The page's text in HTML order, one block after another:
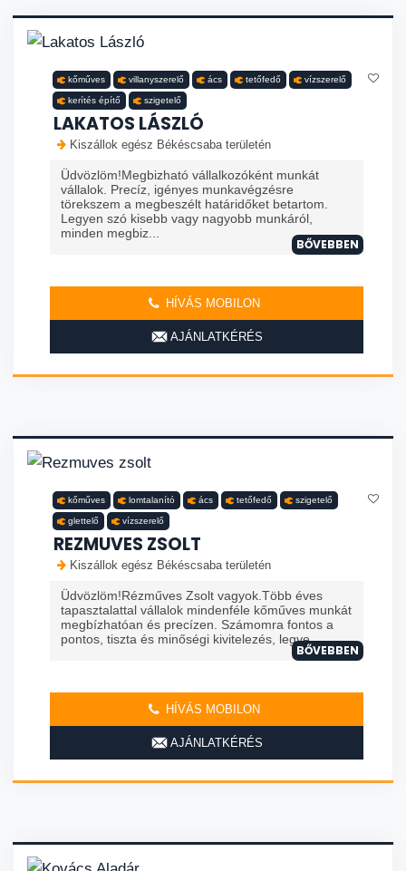
kőműves villanyszerelő ács tetőfedő vízszerelő
kerítés építő szigetelő
LAKATOS LÁSZLÓ
Kiszállok egész Békéscsaba területén
Üdvözlöm!Megbizható vállalkozóként munkát
vállalok. Precíz, igényes munkavégzésre
törekszem a megbeszélt határidőket betartom.
Legyen szó kisebb vagy nagyobb munkáról,
minden megbiz...
BŐVEBBEN
HÍVÁS MOBILON
AJÁNLATKÉRÉS
kőműves lomtalanító ács tetőfedő szigetelő
glettelő vízszerelő
REZMUVES ZSOLT
Kiszállok egész Békéscsaba területén
Üdvözlöm!Rézműves Zsolt vagyok.Több éves
tapasztalattal vállalok mindenféle kőműves munkát
megbízhatóan és precízen. Számomra fontos a
pontos, tiszta és minőségi kivitelezés, legye...
BŐVEBBEN
HÍVÁS MOBILON
AJÁNLATKÉRÉS